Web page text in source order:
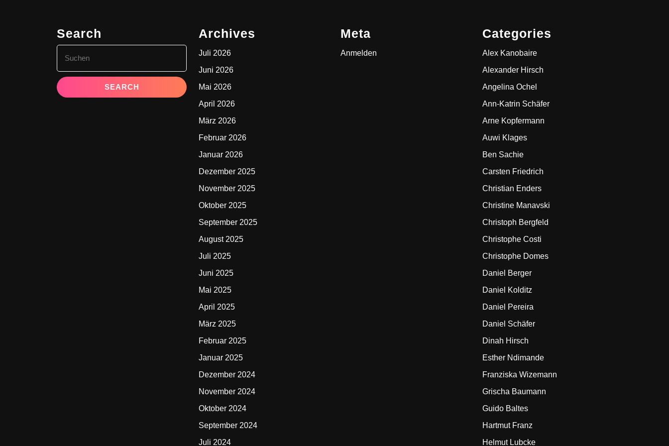
Search
for:
Archives
Juli 2026
Juni 2026
Mai 2026
April 2026
März 2026
Februar 2026
Januar 2026
Dezember 2025
November 2025
Oktober 2025
September 2025
August 2025
Juli 2025
Juni 2025
Mai 2025
April 2025
März 2025
Februar 2025
Januar 2025
Dezember 2024
November 2024
Oktober 2024
September 2024
Juli 2024
Meta
Anmelden
Categories
Alex Kanobaire
Alexander Hirsch
Angelina Ochel
Ann-Katrin Schäfer
Arne Kopfermann
Auwi Klages
Ben Sachie
Carsten Friedrich
Christian Enders
Christine Manavski
Christoph Bergfeld
Christophe Costi
Christophe Domes
Daniel Berger
Daniel Kolditz
Daniel Pereira
Daniel Schäfer
Dinah Hirsch
Esther Ndimande
Franziska Wizemann
Grischa Baumann
Guido Baltes
Hartmut Franz
Helmut Lubcke